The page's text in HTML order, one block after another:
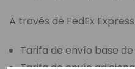
A través de FedEx
Tarifa de envío base